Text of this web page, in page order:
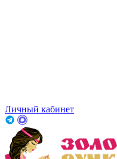
Личный кабинет